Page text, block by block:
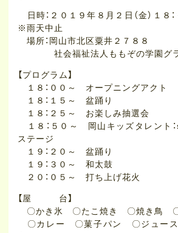
日時：２０１９年８月２日（金）１８
※雨天中止
場所：岡山市北区粟井２７８８
社会福祉法人ももぞの学園グラ
【プログラム】
１８：００～ オープニングアクト
１８：１５～ 盆踊り
１８：２５～ お楽しみ抽選会
１８：５０～ 岡山キッズタレント
ステージ
１９：２０～ 盆踊り
１９：３０～ 和太鼓
２０：０５～ 打ち上げ花火
【屋 台】
〇かき氷 〇たこ焼き 〇焼き鳥
〇カレー 〇菓子パン 〇ジュー